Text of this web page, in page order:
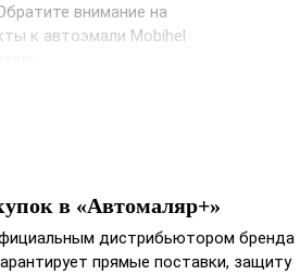
внимание на
к автоэмали Mobihel
в «Автомаляр+»
дистрибьютором бренда
прямые поставки, защиту